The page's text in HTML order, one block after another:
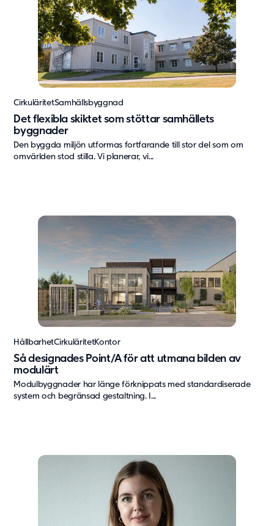
Vård & hälsa
Säkerhet & försvar
Att hyra
Fördelar med moduler
Hyresprocessen
Upphandling
Övrigt
Aurora Village
Point/A
Hållbarhet
Hållbarhetsrapportering
Om oss
Om Adapteo
Kontakt
Press & Media
Karriär
Service & Support
Nyheter
Det flexibla skiktet som stöttar samhällets
byggnader
CirkuläritetSamhällsbyggnad
Den byggda miljön utformas fortfarande till stor del som om
omvärlden stod stilla. Vi planerar, vi...
Så designades Point/A för att utmana bilden av
modulärt
HållbarhetCirkuläritetKontor
Modulbyggnader har länge förknippats med standardiserade
system och begränsad gestaltning. I...